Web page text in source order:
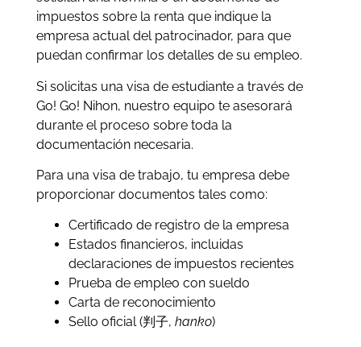
impuestos sobre la renta que indique la
empresa actual del patrocinador, para que
puedan confirmar los detalles de su empleo.
Si solicitas una visa de estudiante a través de
Go! Go! Nihon, nuestro equipo te asesorará
durante el proceso sobre toda la
documentación necesaria.
Para una visa de trabajo, tu empresa debe
proporcionar documentos tales como:
Certificado de registro de la empresa
Estados financieros, incluidas
declaraciones de impuestos recientes
Prueba de empleo con sueldo
Carta de reconocimiento
Sello oficial (判子, hanko)